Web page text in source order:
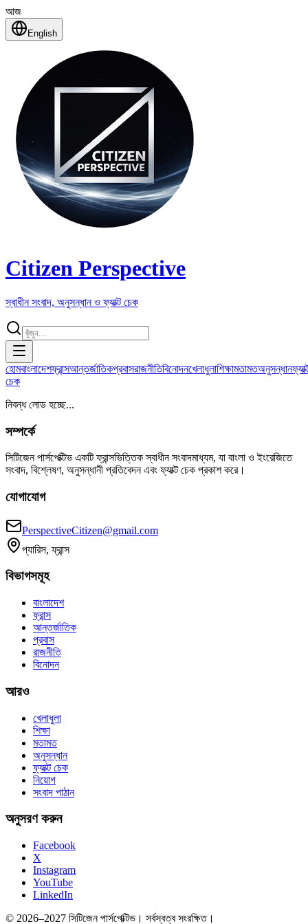
আজ
English
Citizen Perspective
স্বাধীন সংবাদ, অনুসন্ধান ও ফ্যাক্ট চেক
হোমবাংলাদেশফ্রান্সআন্তর্জাতিকপ্রবাসরাজনীতিবিনোদনখেলাধুলাশিক্ষামতামতঅনুসন্ধান
চেক
নিবন্ধ লোড হচ্ছে...
সম্পর্কে
সিটিজেন পার্সপেক্টিভ একটি ফ্রান্সভিত্তিক স্বাধীন সংবাদমাধ্যম, যা বাংলা ও ইংরেজিতে
সংবাদ, বিশ্লেষণ, অনুসন্ধানী প্রতিবেদন এবং ফ্যাক্ট চেক প্রকাশ করে।
যোগাযোগ
PerspectiveCitizen@gmail.com
প্যারিস, ফ্রান্স
বিভাগসমূহ
বাংলাদেশ
ফ্রান্স
আন্তর্জাতিক
প্রবাস
রাজনীতি
বিনোদন
আরও
খেলাধুলা
শিক্ষা
মতামত
অনুসন্ধান
ফ্যাক্ট চেক
নিয়োগ
সংবাদ পাঠান
অনুসরণ করুন
Facebook
X
Instagram
YouTube
LinkedIn
© 2026–2027 সিটিজেন পার্সপেক্টিভ। সর্বস্বত্ব সংরক্ষিত।